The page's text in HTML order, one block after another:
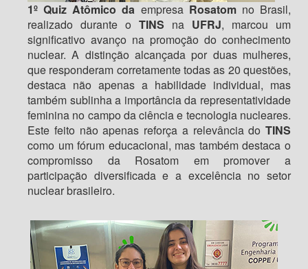
1º Quiz Atômico da empresa Rosatomno Brasil,
realizado durante o TINS na UFRJ, marcou um
significativo avanço na promoção do conhecimento
nuclear. A distinção alcançada por duas mulheres,
que responderam corretamente todas as 20 questões,
destaca não apenas a habilidade individual, mas
também sublinha a importância da representatividade
feminina no campo da ciência e tecnologia nucleares.
Este feito não apenas reforça a relevância do TINS
como um fórum educacional, mas também destaca o
compromisso da Rosatom em promover a
participação diversificada e a excelência no setor
nuclear brasileiro.